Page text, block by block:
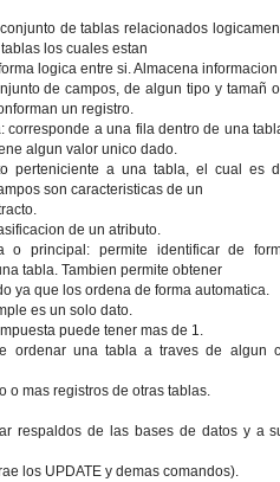
de tablas relacionados
los cuales estan
logica entre si. Almacena informacion
de campos, de algun tipo y tamañ
un registro.
corresponde a una fila dentro de una
algun valor unico dado.
perteniciente a una tabla, el cual es
son caracteristicas de un
de un atributo.
o principal: permite identificar de
tabla. Tambien permite obtener
ya que los ordena de forma automatica.
es un solo dato.
puede tener mas de 1.
ordenar una tabla a traves de algun
o mas registros de otras tablas.
respaldos de las bases de datos y a
los UPDATE y demas comandos).